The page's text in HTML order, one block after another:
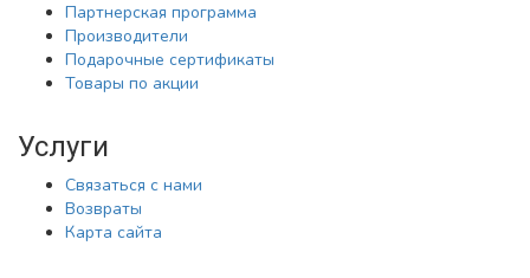
Партнерская программа
Производители
Подарочные сертификаты
Товары по акции
Услуги
Связаться с нами
Возвраты
Карта сайта